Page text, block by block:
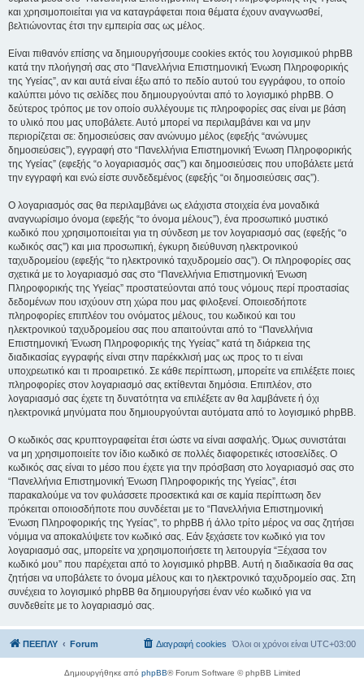
και χρησιμοποιείται για να καταγράφεται ποια θέματα έχουν αναγνωσθεί,
βελτιώνοντας έτσι την εμπειρία σας ως μέλος.
Είναι πιθανόν επίσης να δημιουργήσουμε cookies εκτός του λογισμικού phpBB
κατά την πλοήγησή σας στο “Πανελλήνια Επιστημονική Ένωση Πληροφορικής
της Υγείας”, αν και αυτά είναι έξω από το πεδίο αυτού του εγγράφου, το οποίο
καλύπτει μόνο τις σελίδες που δημιουργούνται από το λογισμικό phpBB. Ο
δεύτερος τρόπος με τον οποίο συλλέγουμε τις πληροφορίες σας είναι με βάση
το υλικό που μας υποβάλετε. Αυτό μπορεί να περιλαμβάνει και να μην
περιορίζεται σε: δημοσιεύσεις σαν ανώνυμο μέλος (εφεξής “ανώνυμες
δημοσιεύσεις”), εγγραφή στο “Πανελλήνια Επιστημονική Ένωση Πληροφορικής
της Υγείας” (εφεξής “ο λογαριασμός σας”) και δημοσιεύσεις που υποβάλετε μετά
την εγγραφή και ενώ είστε συνδεδεμένος (εφεξής “οι δημοσιεύσεις σας”).
Ο λογαριασμός σας θα περιλαμβάνει ως ελάχιστα στοιχεία ένα μοναδικά
αναγνωρίσιμο όνομα (εφεξής “το όνομα μέλους”), ένα προσωπικό μυστικό
κωδικό που χρησιμοποιείται για τη σύνδεση με τον λογαριασμό σας (εφεξής “ο
κωδικός σας”) και μια προσωπική, έγκυρη διεύθυνση ηλεκτρονικού
ταχυδρομείου (εφεξής “το ηλεκτρονικό ταχυδρομείο σας”). Οι πληροφορίες σας
σχετικά με το λογαριασμό σας στο “Πανελλήνια Επιστημονική Ένωση
Πληροφορικής της Υγείας” προστατεύονται από τους νόμους περί προστασίας
δεδομένων που ισχύουν στη χώρα που μας φιλοξενεί. Οποιεσδήποτε
πληροφορίες επιπλέον του ονόματος μέλους, του κωδικού και του
ηλεκτρονικού ταχυδρομείου σας που απαιτούνται από το “Πανελλήνια
Επιστημονική Ένωση Πληροφορικής της Υγείας” κατά τη διάρκεια της
διαδικασίας εγγραφής είναι στην παρέκκλισή μας ως προς το τι είναι
υποχρεωτικό και τι προαιρετικό. Σε κάθε περίπτωση, μπορείτε να επιλέξετε ποιες
πληροφορίες στον λογαριασμό σας εκτίθενται δημόσια. Επιπλέον, στο
λογαριασμό σας έχετε τη δυνατότητα να επιλέξετε αν θα λαμβάνετε ή όχι
ηλεκτρονικά μηνύματα που δημιουργούνται αυτόματα από το λογισμικό phpBB.
Ο κωδικός σας κρυπτογραφείται έτσι ώστε να είναι ασφαλής. Όμως συνιστάται
να μη χρησιμοποιείτε τον ίδιο κωδικό σε πολλές διαφορετικές ιστοσελίδες. Ο
κωδικός σας είναι το μέσο που έχετε για την πρόσβαση στο λογαριασμό σας στο
“Πανελλήνια Επιστημονική Ένωση Πληροφορικής της Υγείας”, έτσι
παρακαλούμε να τον φυλάσσετε προσεκτικά και σε καμία περίπτωση δεν
πρόκειται οποιοσδήποτε που συνδέεται με το “Πανελλήνια Επιστημονική
Ένωση Πληροφορικής της Υγείας”, το phpBB ή άλλο τρίτο μέρος να σας ζητήσει
νόμιμα να αποκαλύψετε τον κωδικό σας. Εάν ξεχάσετε τον κωδικό για τον
λογαριασμό σας, μπορείτε να χρησιμοποιήσετε τη λειτουργία “Ξέχασα τον
κωδικό μου” που παρέχεται από το λογισμικό phpBB. Αυτή η διαδικασία θα σας
ζητήσει να υποβάλετε το όνομα μέλους και το ηλεκτρονικό ταχυδρομείο σας. Στη
συνέχεια το λογισμικό phpBB θα δημιουργήσει έναν νέο κωδικό για να
συνδεθείτε με το λογαριασμό σας.
ΠΕΕΠΛΥ Forum Όλοι οι χρόνοι είναι UTC+03:00
Διαγραφή cookies
Δημιουργήθηκε από phpBB® Forum Software © phpBB Limited